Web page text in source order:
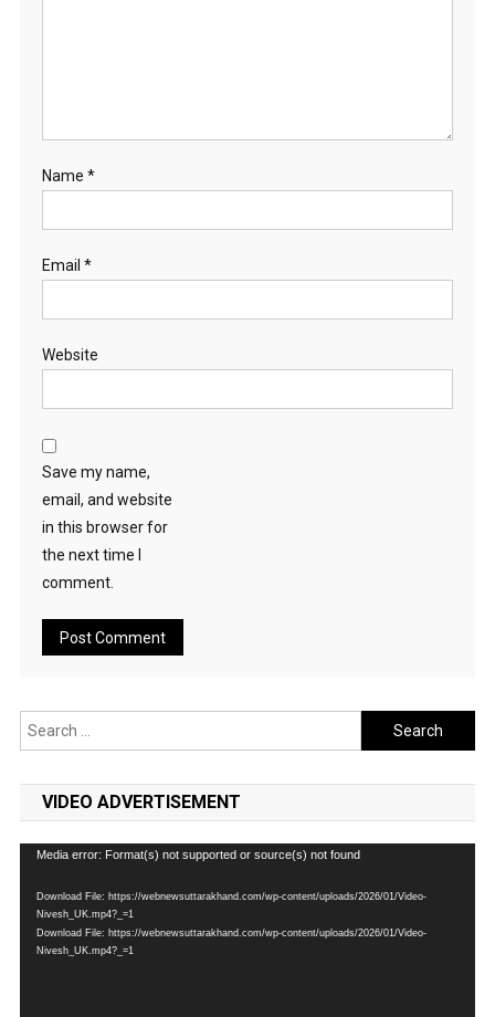
Name *
Email *
Website
Save my name,
email, and website
in this browser for
the next time I
comment.
Search
for:
VIDEO ADVERTISEMENT
Video
Media error: Format(s) not supported or source(s) not found
Download File: https://webnewsuttarakhand.com/wp-content/uploads/2026/01/Video-
Nivesh_UK.mp4?_=1
Download File: https://webnewsuttarakhand.com/wp-content/uploads/2026/01/Video-
Nivesh_UK.mp4?_=1